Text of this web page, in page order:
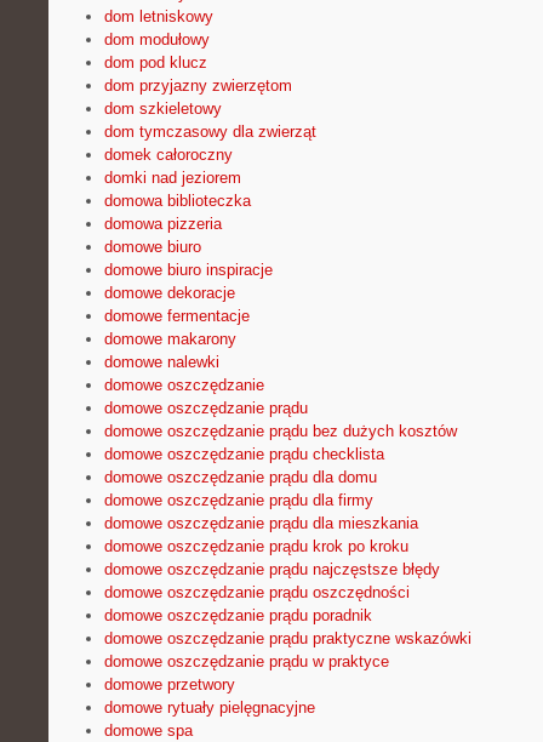
dom letniskowy
dom modułowy
dom pod klucz
dom przyjazny zwierzętom
dom szkieletowy
dom tymczasowy dla zwierząt
domek całoroczny
domki nad jeziorem
domowa biblioteczka
domowa pizzeria
domowe biuro
domowe biuro inspiracje
domowe dekoracje
domowe fermentacje
domowe makarony
domowe nalewki
domowe oszczędzanie
domowe oszczędzanie prądu
domowe oszczędzanie prądu bez dużych kosztów
domowe oszczędzanie prądu checklista
domowe oszczędzanie prądu dla domu
domowe oszczędzanie prądu dla firmy
domowe oszczędzanie prądu dla mieszkania
domowe oszczędzanie prądu krok po kroku
domowe oszczędzanie prądu najczęstsze błędy
domowe oszczędzanie prądu oszczędności
domowe oszczędzanie prądu poradnik
domowe oszczędzanie prądu praktyczne wskazówki
domowe oszczędzanie prądu w praktyce
domowe przetwory
domowe rytuały pielęgnacyjne
domowe spa